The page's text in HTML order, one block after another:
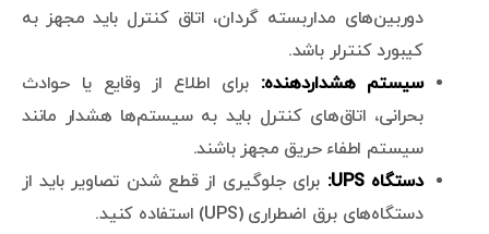
دوربین‌های مداربسته گردان، اتاق کنترل باید مجهز به
کیبورد کنترلر باشد.
سیستم‌ هشداردهنده: برای اطلاع از وقایع یا حوادث
بحرانی، اتاق‌های کنترل باید به سیستم‌ها هشدار مانند
سیستم اطفاء حریق مجهز باشند.
دستگاه UPS:
برای جلوگیری از قطع شدن تصاویر باید از
دستگاه‌های برق اضطراری (UPS) استفاده کنید.